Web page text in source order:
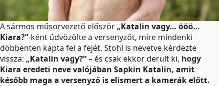
A sármos műsorvezető először „Katalin vagy… ööö…
Kiara?”-ként üdvözölte a versenyzőt, mire mindenki
döbbenten kapta fel a fejét. Stohl is nevetve kérdezte
vissza: „Katalin vagy?”– és csak ekkor derült ki, hogy
Kiara eredeti neve valójában Sapkin Katalin, amit
később maga a versenyző is elismert a kamerák előtt.